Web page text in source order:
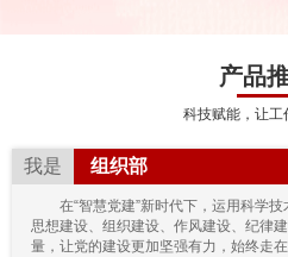
产品
科技赋能，让工
我是 组织部
在“智慧党建”新时代下，运用科学
思想建设、组织建设、作风建设、纪律
量，让党的建设更加坚强有力，始终走在